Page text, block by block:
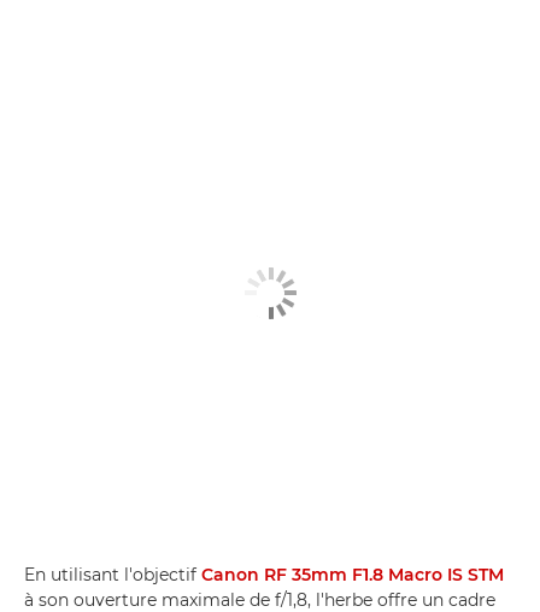
En utilisant l'objectif Canon RF 35mm F1.8 Macro IS STM
à son ouverture maximale de f/1,8, l'herbe offre un cadre